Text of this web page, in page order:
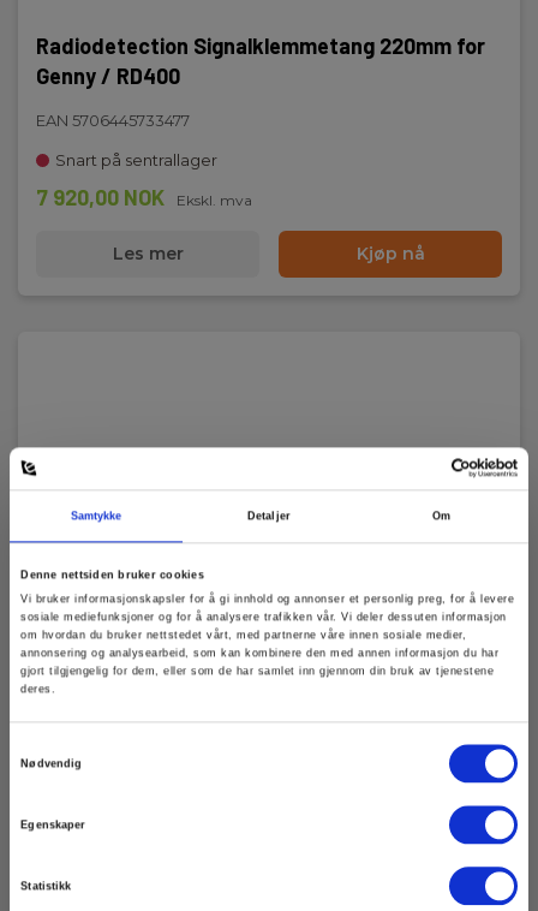
Samtykke Detaljer Om
Denne nettsiden bruker cookies
Vi bruker informasjonskapsler for å gi innhold og annonser et personlig preg, for å levere
sosiale mediefunksjoner og for å analysere trafikken vår. Vi deler dessuten informasjon
om hvordan du bruker nettstedet vårt, med partnerne våre innen sosiale medier,
annonsering og analysearbeid, som kan kombinere den med annen informasjon du har
gjort tilgjengelig for dem, eller som de har samlet inn gjennom din bruk av tjenestene
deres.
Nødvendig
Egenskaper
Statistikk
Radiodetection Signalklemmetang 220mm for
Genny / RD400
EAN 5706445733477
Snart på sentrallager
7 920,00 NOK Ekskl. mva
Les mer Kjøp nå
Radiodetection Spenningsfilter for Genny (PLC
til GEN)